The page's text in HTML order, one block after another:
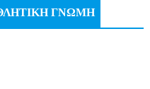
ΓΝΩΜΗ